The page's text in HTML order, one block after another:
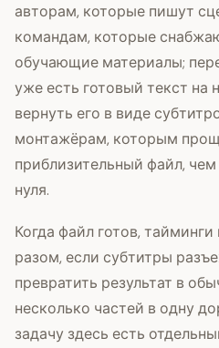
авторам, которые пишут
командам, которые
обучающие материалы;
уже есть готовый текст на
вернуть его в виде
монтажёрам, которым
приблизительный файл,
нуля.
Когда файл готов,
разом, если субтитры
превратить результат в
несколько частей в одну
задачу здесь есть